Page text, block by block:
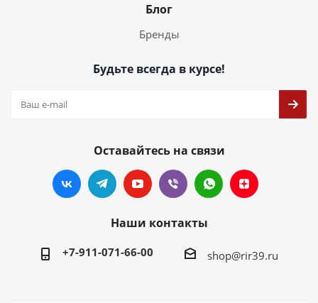
Блог
Бренды
Будьте всегда в курсе!
Оставайтесь на связи
Наши контакты
+7-911-071-66-00 shop@rir39.ru